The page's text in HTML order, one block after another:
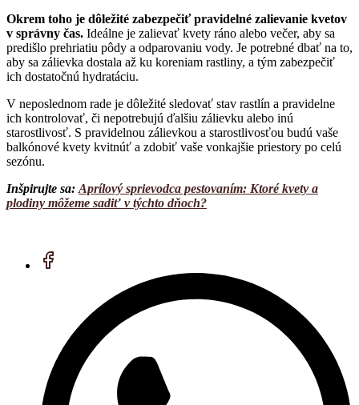
Okrem toho je dôležité zabezpečiť pravidelné zalievanie kvetov
v správny čas. Ideálne je zalievať kvety ráno alebo večer, aby sa
predišlo prehriatiu pôdy a odparovaniu vody. Je potrebné dbať na to,
aby sa zálievka dostala až ku koreniam rastliny, a tým zabezpečiť
ich dostatočnú hydratáciu.
V neposlednom rade je dôležité sledovať stav rastlín a pravidelne
ich kontrolovať, či nepotrebujú ďalšiu zálievku alebo inú
starostlivosť. S pravidelnou zálievkou a starostlivosťou budú vaše
balkónové kvety kvitnúť a zdobiť vaše vonkajšie priestory po celú
sezónu.
Inšpirujte sa: Aprílový sprievodca pestovaním: Ktoré kvety a
plodiny môžeme sadiť v týchto dňoch?